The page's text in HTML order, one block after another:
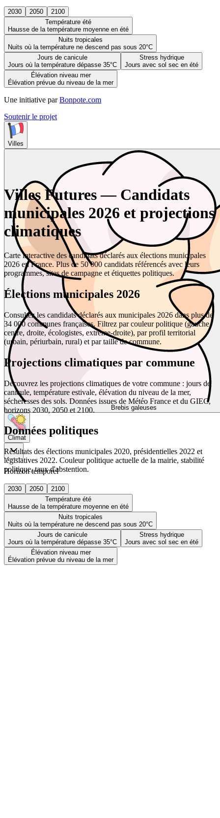
2030 2050
2100
Température été
Hausse de la température moyenne en été
Nuits tropicales
Nuits où la température ne descend pas sous 20°C
Jours de canicule
Jours où la température dépasse 35°C
Stress hydrique
Jours avec sol sec en été
Élévation niveau mer
Élévation prévue du niveau de la mer
Une initiative par Bonpote.com
Soutenir le projet
Villes
Brebis galeuses
Climat
Horizon temporel
2030 2050
2100
Température été
Hausse de la température moyenne en été
Nuits tropicales
Nuits où la température ne descend pas sous 20°C
Jours de canicule
Jours où la température dépasse 35°C
Stress hydrique
Jours avec sol sec en été
Élévation niveau mer
Élévation prévue du niveau de la mer
Villes Futures — Candidats
municipales 2026 et projections
climatiques
Carte interactive des candidats déclarés aux élections municipales
2026 en France. Plus de 50 000 candidats référencés avec leurs
programmes, sites de campagne et étiquettes politiques.
Élections municipales 2026
Consultez les candidats déclarés aux municipales 2026 dans plus de
34 000 communes françaises. Filtrez par couleur politique (gauche,
centre, droite, écologistes, extrême-droite), par profil territorial
(urbain, périurbain, rural) et par taille de commune.
Projections climatiques par commune
Découvrez les projections climatiques de votre commune : jours de
canicule, température estivale, élévation du niveau de la mer,
sécheresses des sols. Données issues de Météo France et du GIEC,
horizons 2030, 2050 et 2100.
Données politiques
Résultats des élections municipales 2020, présidentielles 2022 et
législatives 2022. Couleur politique actuelle de la mairie, stabilité
politique, taux d'abstention.